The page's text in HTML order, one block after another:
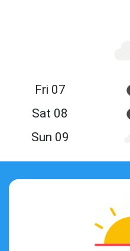
Fri 07
Sat 08
Sun 09